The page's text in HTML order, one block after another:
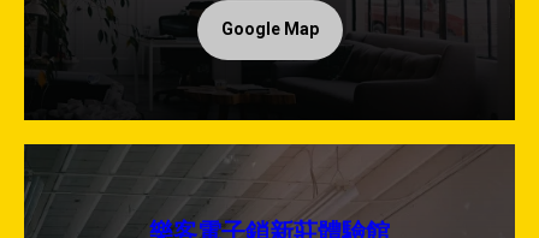
Google Map
樂客電子鎖新莊體驗館